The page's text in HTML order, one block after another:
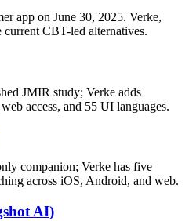
app on June 30, 2025. Verke,
current CBT-led alternatives.
JMIR study; Verke adds
access, and 55 UI languages.
companion; Verke has five
across iOS, Android, and web.
AI)